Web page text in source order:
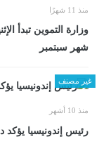
منذ 11 شهرًا
وزارة التموين تبدأ
شهر سبتمبر
غير مصنف
منذ 10 أشهر
رئيس إندونيسيا